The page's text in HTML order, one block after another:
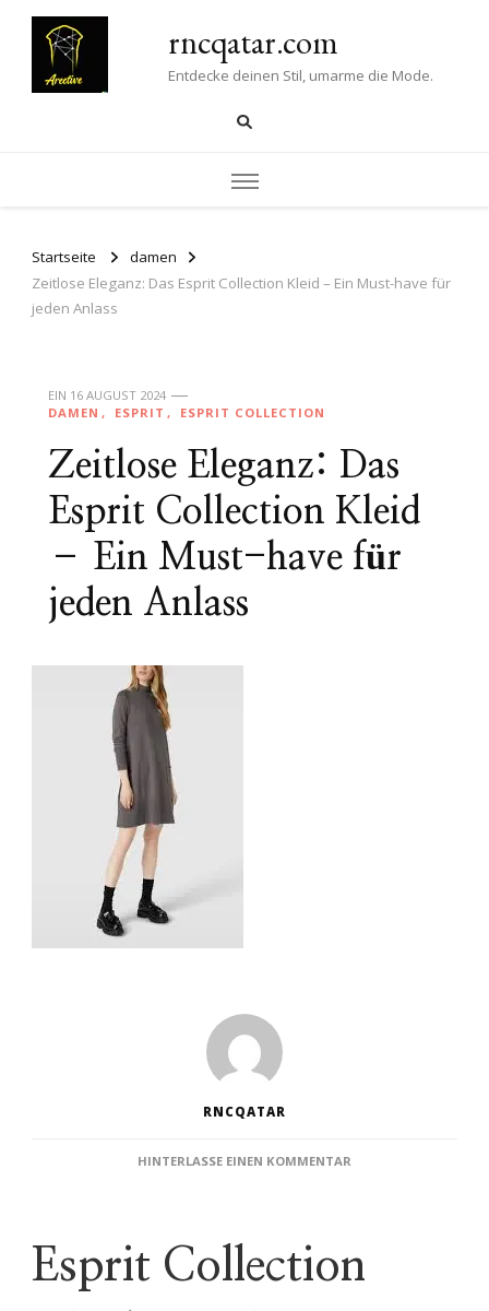
rncqatar.com
Entdecke deinen Stil, umarme die Mode.
Startseite
damen
Zeitlose Eleganz: Das Esprit Collection Kleid – Ein Must-have für
jeden Anlass
EIN 16 AUGUST 2024
DAMEN
ESPRIT ESPRIT COLLECTION
Zeitlose Eleganz: Das
Esprit Collection Kleid
– Ein Must-have für
jeden Anlass
RNCQATAR
HINTERLASSE EINEN KOMMENTAR
COLLECTION
KLEID
Esprit Collection